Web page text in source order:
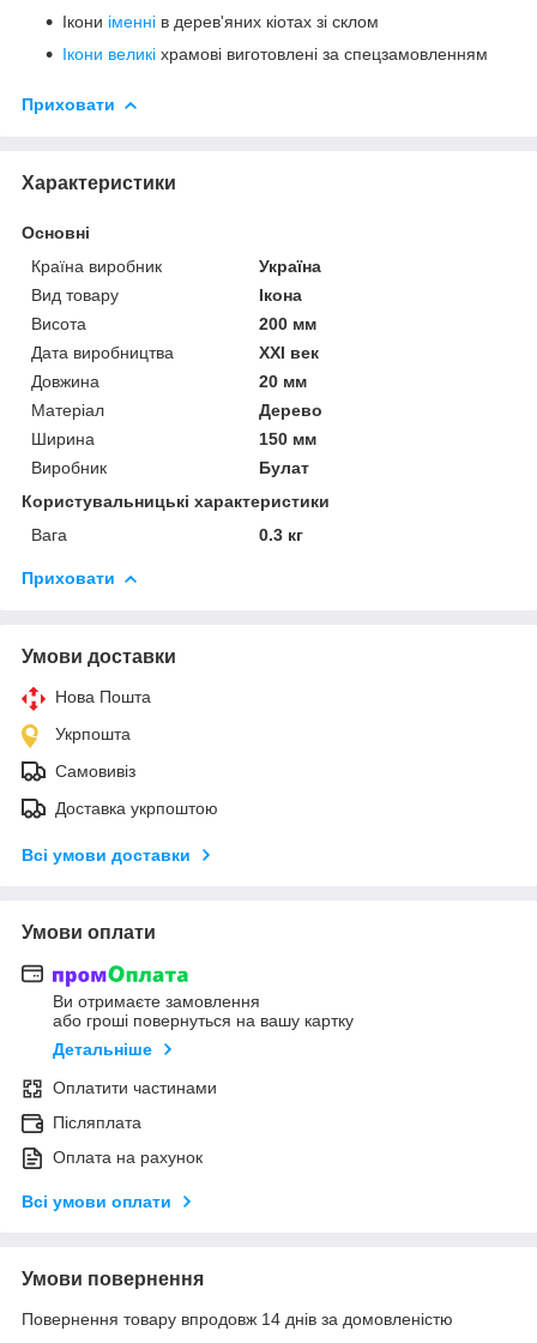
Ікони іменні в дерев'яних кіотах зі склом
Ікони великі храмові виготовлені за спецзамовленням
Приховати
Характеристики
Основні
Країна виробник
Україна
Вид товару
Ікона
Висота
200 мм
Дата виробництва
XXI век
Довжина
20 мм
Матеріал
Дерево
Ширина
150 мм
Виробник
Булат
Користувальницькі характеристики
Вага
0.3 кг
Приховати
Умови доставки
Нова Пошта
Укрпошта
Самовивіз
Доставка укрпоштою
Всі умови доставки
Умови оплати
Ви отримаєте замовлення
або гроші повернуться на вашу картку
Детальніше
Оплатити частинами
Післяплата
Оплата на рахунок
Всі умови оплати
Умови повернення
Повернення товару впродовж 14 днів за домовленістю